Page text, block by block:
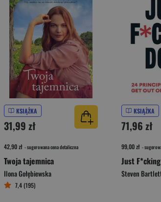
KSIĄŻKA
31,99 zł
42,90 zł - sugerowana cena detaliczna
Twoja tajemnica
Ilona Gołębiewska
7,4 (195)
KSIĄŻKA
71,96 zł
99,00 zł -
Just
Steven